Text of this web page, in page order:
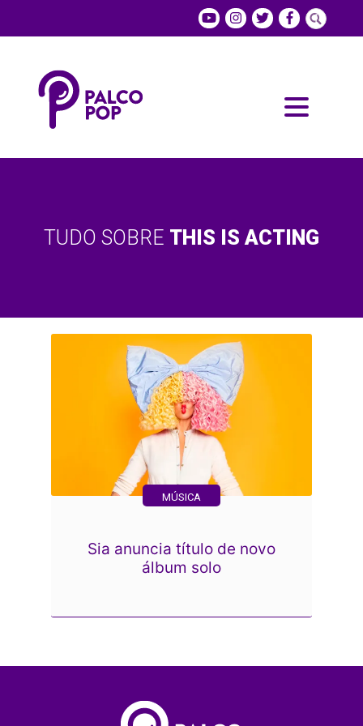
TUDO SOBRE THIS IS ACTING
MÚSICA
Sia anuncia título de novo
álbum solo